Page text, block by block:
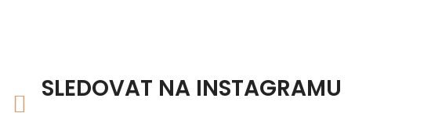
SLEDOVAT NA INSTAGRAMU